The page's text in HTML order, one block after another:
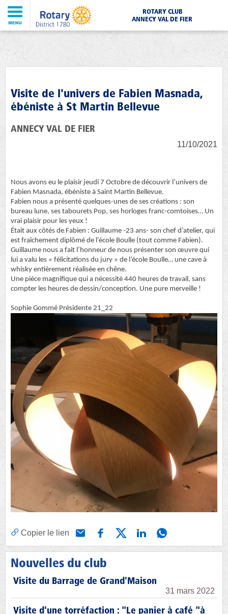
ROTARY CLUB
ANNECY VAL DE FIER
Visite de l'univers de Fabien Masnada,
ébéniste à St Martin Bellevue
ANNECY VAL DE FIER
11/10/2021
Nous avons eu le plaisir jeudi 7 Octobre de découvrir l’univers de
Fabien Masnada, ébéniste à Saint Martin Bellevue.
Fabien nous a présenté quelques-unes de ses créations : son
bureau lune, ses tabourets Pop, ses horloges franc-comtoises… Un
vrai plaisir pour les yeux !
Était aux côtés de Fabien : Guillaume -23 ans- son chef d’atelier, qui
est fraîchement diplômé de l’école Boulle (tout comme Fabien).
Guillaume nous a fait l’honneur de nous présenter son œuvre qui
lui a valu les « félicitations du jury » de l’école Boulle… une cave à
whisky entièrement réalisée en chêne.
Une pièce magnifique qui a nécessité 440 heures de travail, sans
compter les heures de dessin/conception. Une pure merveille !
Sophie Gommé Présidente 21_22
Copier le lien
Nouvelles du club
Visite du Barrage de Grand'Maison
31 mars 2022
Visite d'une torréfaction : "Le panier à café "à